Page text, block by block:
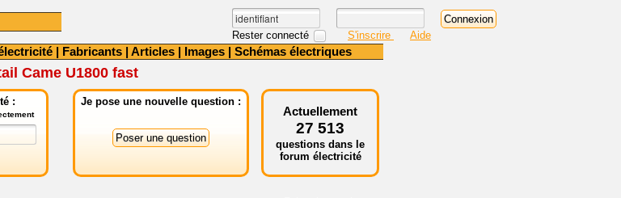
Rester connecté S'inscrire Aide
| Fabricants | Articles | Images | Schémas électriques
Came U1800 fast
: Je pose une nouvelle question :
Actuellement
27 513
questions dans le
forum électricité